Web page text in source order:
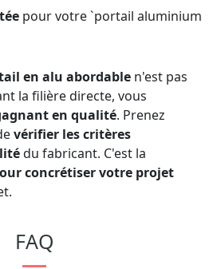
pour votre `portail aluminium
en alu abordable n'est pas
la filière directe, vous
en qualité. Prenez
vérifier les critères
du fabricant. C'est la
concrétiser votre projet
FAQ